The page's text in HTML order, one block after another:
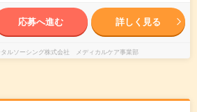
応募へ進む 詳しく見る
タルソーシング株式会社 メディカルケア事業部